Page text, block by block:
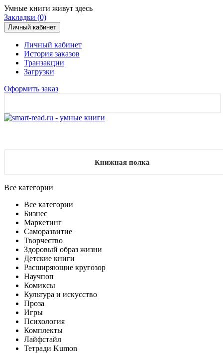
Умные книги живут здесь
Закладки (0)
Личный кабинет
Личный кабинет
История заказов
Транзакции
Загрузки
Оформить заказ
Книжная полка
Все категории
Все категории
Бизнес
Маркетинг
Саморазвитие
Творчество
Здоровый образ жизни
Детские книги
Расширяющие кругозор
Научпоп
Комиксы
Культура и искусство
Проза
Игры
Психология
Комплекты
Лайфстайл
Тетради Kumon